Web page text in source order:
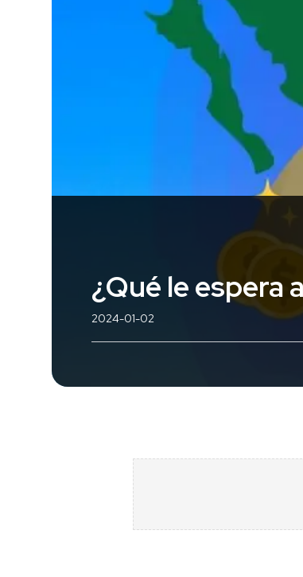
¿Qué le espera
2024-01-02